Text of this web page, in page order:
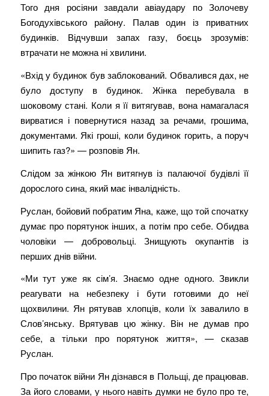
Того дня росіяни завдали авіаудару по Золочеву
Богодухівського району. Палав один із приватних
будинків. Відчувши запах газу, боєць зрозумів:
втрачати не можна ні хвилини.
«Вхід у будинок був заблокований. Обвалився дах, не
було доступу в будинок. Жінка перебувала в
шоковому стані. Коли я її витягував, вона намагалася
вирватися і повернутися назад за речами, грошима,
документами. Які гроші, коли будинок горить, а поруч
шипить газ?» — розповів Ян.
Слідом за жінкою Ян витягнув із палаючої будівлі її
дорослого сина, який має інвалідність.
Руслан, бойовий побратим Яна, каже, що той спочатку
думає про порятунок інших, а потім про себе. Обидва
чоловіки — добровольці. Знищують окупантів із
перших днів війни.
«Ми тут уже як сім’я. Знаємо одне одного. Звикли
реагувати на небезпеку і бути готовими до неї
щохвилини. Ян рятував хлопців, коли їх завалило в
Слов’янську. Врятував цю жінку. Він не думав про
себе, а тільки про порятунок життя», — сказав
Руслан.
Про початок війни Ян дізнався в Польщі, де працював.
За його словами, у нього навіть думки не було про те,